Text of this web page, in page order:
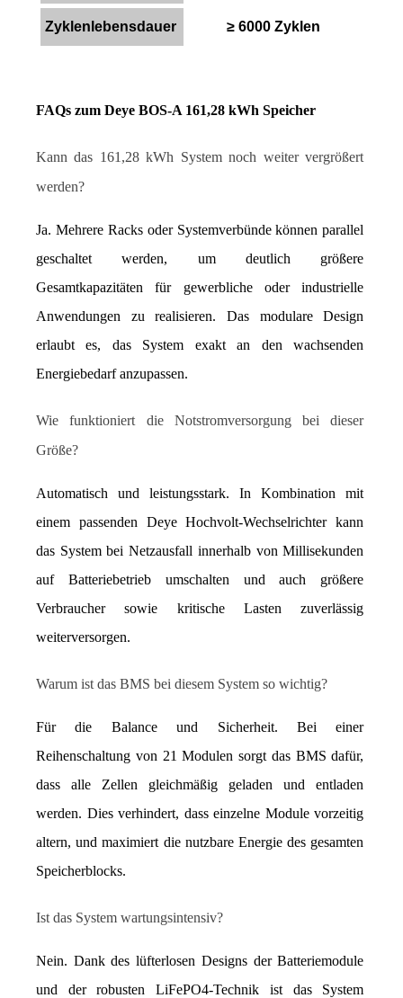
Zyklenlebensdauer ≥ 6000 Zyklen
FAQs zum Deye BOS-A 161,28 kWh Speicher
Kann das 161,28 kWh System noch weiter vergrößert
werden?
Ja. Mehrere Racks oder Systemverbünde können parallel
geschaltet werden, um deutlich größere
Gesamtkapazitäten für gewerbliche oder industrielle
Anwendungen zu realisieren. Das modulare Design
erlaubt es, das System exakt an den wachsenden
Energiebedarf anzupassen.
Wie funktioniert die Notstromversorgung bei dieser
Größe?
Automatisch und leistungsstark. In Kombination mit
einem passenden Deye Hochvolt-Wechselrichter kann
das System bei Netzausfall innerhalb von Millisekunden
auf Batteriebetrieb umschalten und auch größere
Verbraucher sowie kritische Lasten zuverlässig
weiterversorgen.
Warum ist das BMS bei diesem System so wichtig?
Für die Balance und Sicherheit. Bei einer
Reihenschaltung von 21 Modulen sorgt das BMS dafür,
dass alle Zellen gleichmäßig geladen und entladen
werden. Dies verhindert, dass einzelne Module vorzeitig
altern, und maximiert die nutzbare Energie des gesamten
Speicherblocks.
Ist das System wartungsintensiv?
Nein. Dank des lüfterlosen Designs der Batteriemodule
und der robusten LiFePO4-Technik ist das System